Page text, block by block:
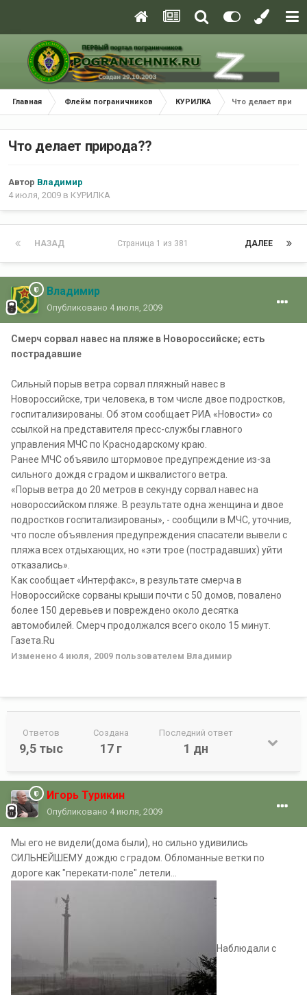
Главная Флейм пограничников КУРИЛКА Что делает
Что делает природа??
Автор Владимир
4 июля, 2009 в КУРИЛКА
НАЗАД ДАЛЕЕ
Страница 1 из 381
Владимир
Опубликовано 4 июля, 2009
Смерч сорвал навес на пляже в Новороссийске; есть
пострадавшие
Сильный порыв ветра сорвал пляжный навес в
Новороссийске, три человека, в том числе двое подростков,
госпитализированы. Об этом сообщает РИА «Новости» со
ссылкой на представителя пресс-службы главного
управления МЧС по Краснодарскому краю.
Ранее МЧС объявило штормовое предупреждение из-за
сильного дождя с градом и шквалистого ветра.
«Порыв ветра до 20 метров в секунду сорвал навес на
новороссийском пляже. В результате одна женщина и двое
подростков госпитализированы», - сообщили в МЧС, уточнив,
что после объявления предупреждения спасатели вывели с
пляжа всех отдыхающих, но «эти трое (пострадавших) уйти
отказались».
Как сообщает «Интерфакс», в результате смерча в
Новороссийске сорваны крыши почти с 50 домов, повалено
более 150 деревьев и повреждено около десятка
автомобилей. Смерч продолжался всего около 15 минут.
Газета.Ru
Изменено 4 июля, 2009 пользователем Владимир
Ответов
9,5 тыс
Создана
17 г
Последний ответ
1 дн
Игорь Турикин
Опубликовано 4 июля, 2009
Мы его не видели(дома были), но сильно удивились
СИЛЬНЕЙШЕМУ дождю с градом. Обломанные ветки по
дороге как "перекати-поле" летели...
Наблюдали с